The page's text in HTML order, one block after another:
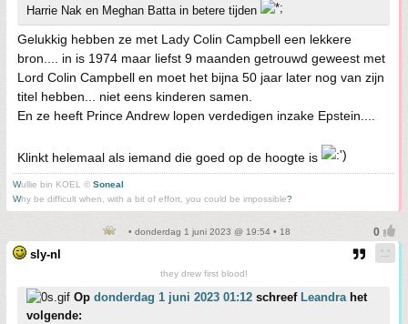
Harrie Nak en Meghan Batta in betere tijden
Gelukkig hebben ze met Lady Colin Campbell een lekkere
bron.... in is 1974 maar liefst 9 maanden getrouwd geweest met
Lord Colin Campbell en moet het bijna 50 jaar later nog van zijn
titel hebben... niet eens kinderen samen.
En ze heeft Prince Andrew lopen verdedigen inzake Epstein....
Klinkt helemaal als iemand die goed op de hoogte is
Wullie bin KOEL © Soneal
Why be difficult when, with a bit of effort, you could be impossible?
• donderdag 1 juni 2023 @ 19:54 • 18
sly-nl
they drew first blood!
Op donderdag 1 juni 2023 01:12 schreef Leandrahet
volgende: